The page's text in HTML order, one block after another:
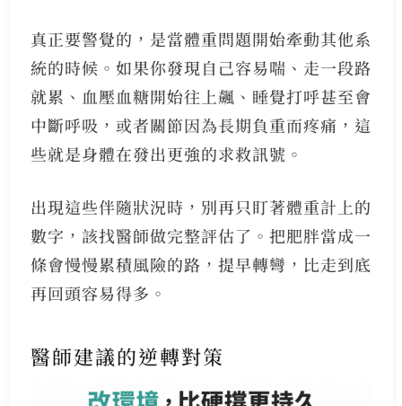
真正要警覺的，是當體重問題開始牽動其他系
統的時候。如果你發現自己容易喘、走一段路
就累、血壓血糖開始往上飆、睡覺打呼甚至會
中斷呼吸，或者關節因為長期負重而疼痛，這
些就是身體在發出更強的求救訊號。
出現這些伴隨狀況時，別再只盯著體重計上的
數字，該找醫師做完整評估了。把肥胖當成一
條會慢慢累積風險的路，提早轉彎，比走到底
再回頭容易得多。
醫師建議的逆轉對策